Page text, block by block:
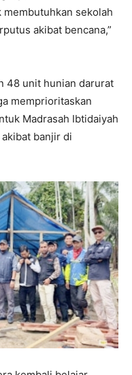
sekolah
akibat bencana,”
48 unit hunian darurat
memprioritaskan
Madrasah Ibtidaiyah
banjir di